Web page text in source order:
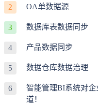
2 OA单数据源
3 数据库表数据同步
4 产品数据同步
5 数据仓库数据治理
6
智能管理BI系统对
道！